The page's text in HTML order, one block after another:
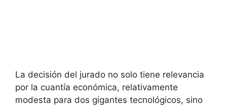
La decisión del jurado no solo tiene relevancia
por la cuantía económica, relativamente
modesta para dos gigantes tecnológicos, sino